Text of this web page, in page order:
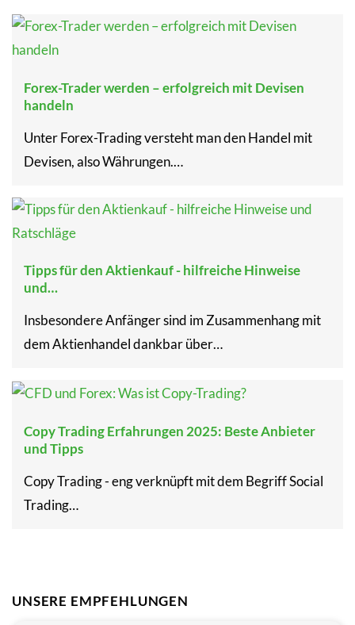
Forex-Trader werden – erfolgreich mit Devisen
handeln
Unter Forex-Trading versteht man den Handel mit
Devisen, also Währungen.…
Tipps für den Aktienkauf - hilfreiche Hinweise
und…
Insbesondere Anfänger sind im Zusammenhang mit
dem Aktienhandel dankbar über…
Copy Trading Erfahrungen 2025: Beste Anbieter
und Tipps
Copy Trading - eng verknüpft mit dem Begriff Social
Trading…
UNSERE EMPFEHLUNGEN